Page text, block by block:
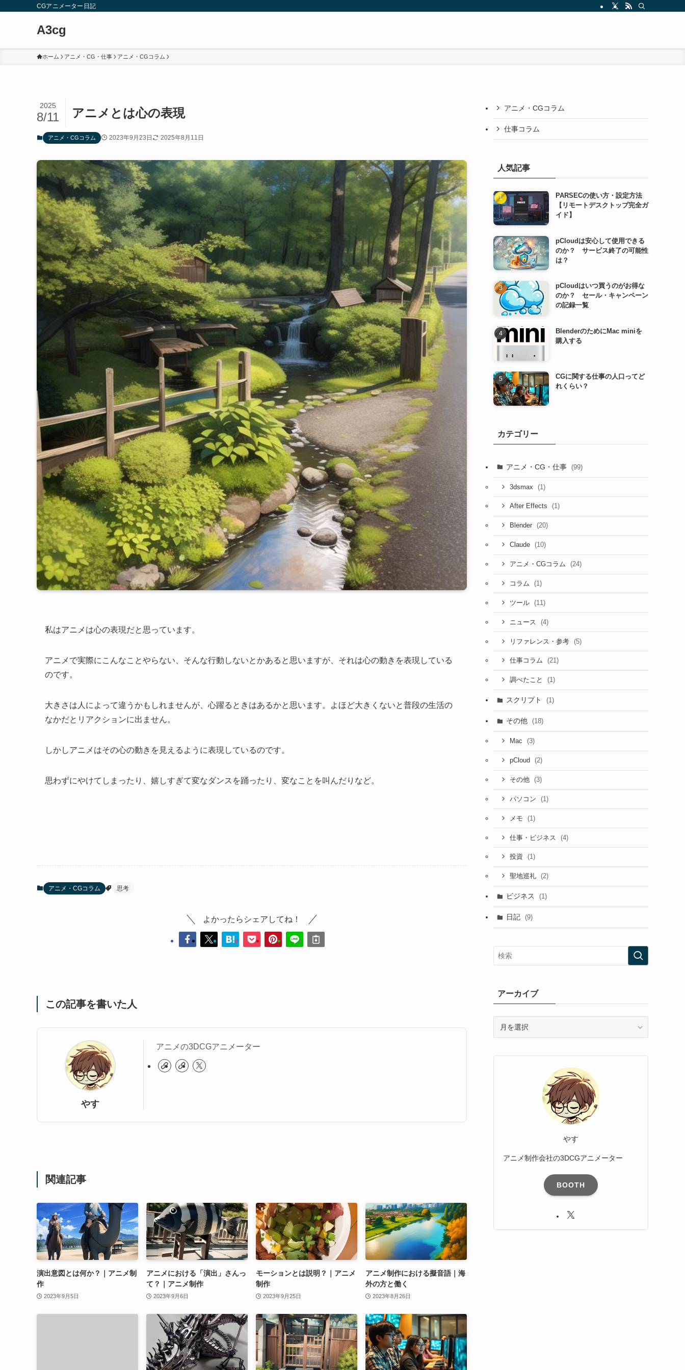
CGアニメーター日記
A3cg
ホーム アニメ・CG・仕事 アニメ・CGコラム
アニメとは心の表現
2025
8/11
アニメ・CGコラム 2023年9月23日 2025年8月11日
私はアニメは心の表現だと思っています。
アニメで実際にこんなことやらない、そんな行動しないとかあると思いますが、それは心の動きを表現している
のです。
大きさは人によって違うかもしれませんが、心躍るときはあるかと思います。よほど大きくないと普段の生活の
なかだとリアクションに出ません。
しかしアニメはその心の動きを見えるように表現しているのです。
思わずにやけてしまったり、嬉しすぎて変なダンスを踊ったり、変なことを叫んだりなど。
アニメ・CGコラム 思考
よかったらシェアしてね！
この記事を書いた人
やす
アニメの3DCGアニメーター
関連記事
演出意図とは何か？｜アニメ制
作
2023年9月5日
アニメにおける「演出」さんっ
て？｜アニメ制作
2023年9月6日
モーションとは説明？｜アニメ
制作
2023年9月25日
アニメ制作における擬音語｜海
外の方と働く
2023年8月26日
アニメ・CGコラム
仕事コラム
人気記事
PARSECの使い方・設定方法
【リモートデスクトップ完全ガ
イド】
pCloudは安心して使用できる
のか？ サービス終了の可能性
は？
pCloudはいつ買うのがお得な
のか？ セール・キャンペーン
の記録一覧
BlenderのためにMac miniを
購入する
CGに関する仕事の人口ってど
れくらい？
カテゴリー
アニメ・CG・仕事 (99)
3dsmax (1)
After Effects (1)
Blender (20)
Claude (10)
アニメ・CGコラム (24)
コラム (1)
ツール (11)
ニュース (4)
リファレンス・参考 (5)
仕事コラム (21)
調べたこと (1)
スクリプト (1)
その他 (18)
Mac (3)
pCloud (2)
その他 (3)
パソコン (1)
メモ (1)
仕事・ビジネス (4)
投資 (1)
聖地巡礼 (2)
ビジネス (1)
日記 (9)
アーカイブ
イ
やす
アニメ制作会社の3DCGアニメーター
BOOTH